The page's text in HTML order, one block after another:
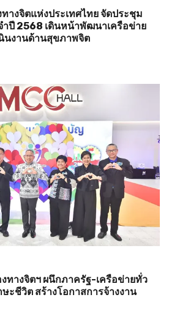
างจิตแห่งประเทศไทย จัดประชุม
ปี 2568 เดินหน้าพัฒนาเครือข่าย
นงานด้านสุขภาพจิต
ทางจิตฯ ผนึกภาครัฐ-เครือข่ายทั่ว
ะชีวิต สร้างโอกาสการจ้างงาน